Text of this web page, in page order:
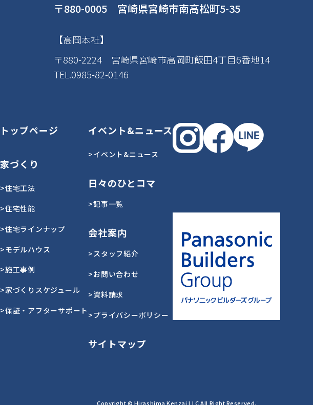
〒880-0005 宮崎県宮崎市南高松町5-35
【高岡本社】
〒880-2224 宮崎県宮崎市高岡町飯田4丁目6番地14
TEL.0985-82-0146
トップページ
家づくり
>住宅工法
>住宅性能
>住宅ラインナップ
>モデルハウス
>施工事例
>家づくりスケジュール
>保証・アフターサポート
イベント&ニュース
>イベント&ニュース
日々のひとコマ
>記事一覧
会社案内
>スタッフ紹介
>お問い合わせ
>資料請求
>プライバシーポリシー
サイトマップ
Copyright © Hirashima Kenzai LLC All Right Reserved.